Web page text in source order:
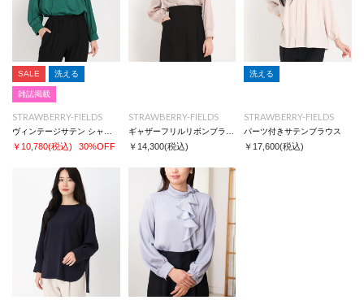
SALE 洗える
雑誌掲載
STRAWBERRY-FIELDS
￥10,780(税込) 30%OFF
STRAWBERRY-FIELDS
￥14,300(税込)
洗える
STRAWBERRY-FIELDS
パーツ付きサテンブラウス
￥17,600(税込)